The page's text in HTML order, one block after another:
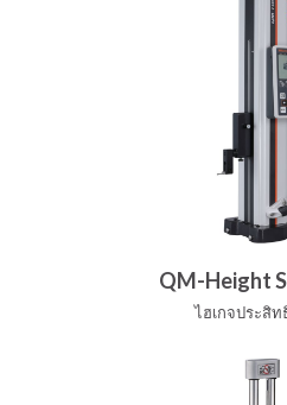
QM-Height
ไฮเกจประสิ